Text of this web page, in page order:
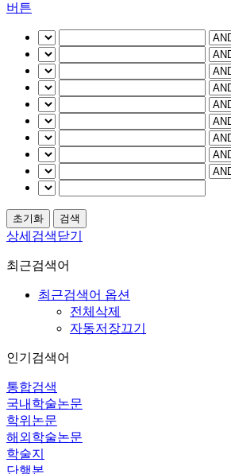
버튼
상세검색닫기
최근검색어
최근검색어 옵션
전체삭제
자동저장끄기
인기검색어
통합검색
국내학술논문
학위논문
해외학술논문
학술지
단행본